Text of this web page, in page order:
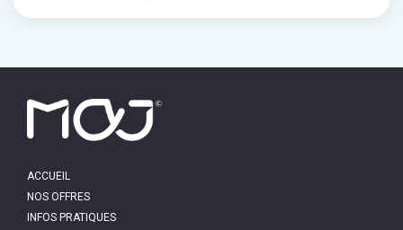
MAIN
ACCUEIL
NOS OFFRES
INFOS PRATIQUES